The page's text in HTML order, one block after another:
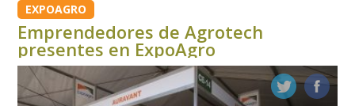
EXPOAGRO
Emprendedores de Agrotech
presentes en ExpoAgro